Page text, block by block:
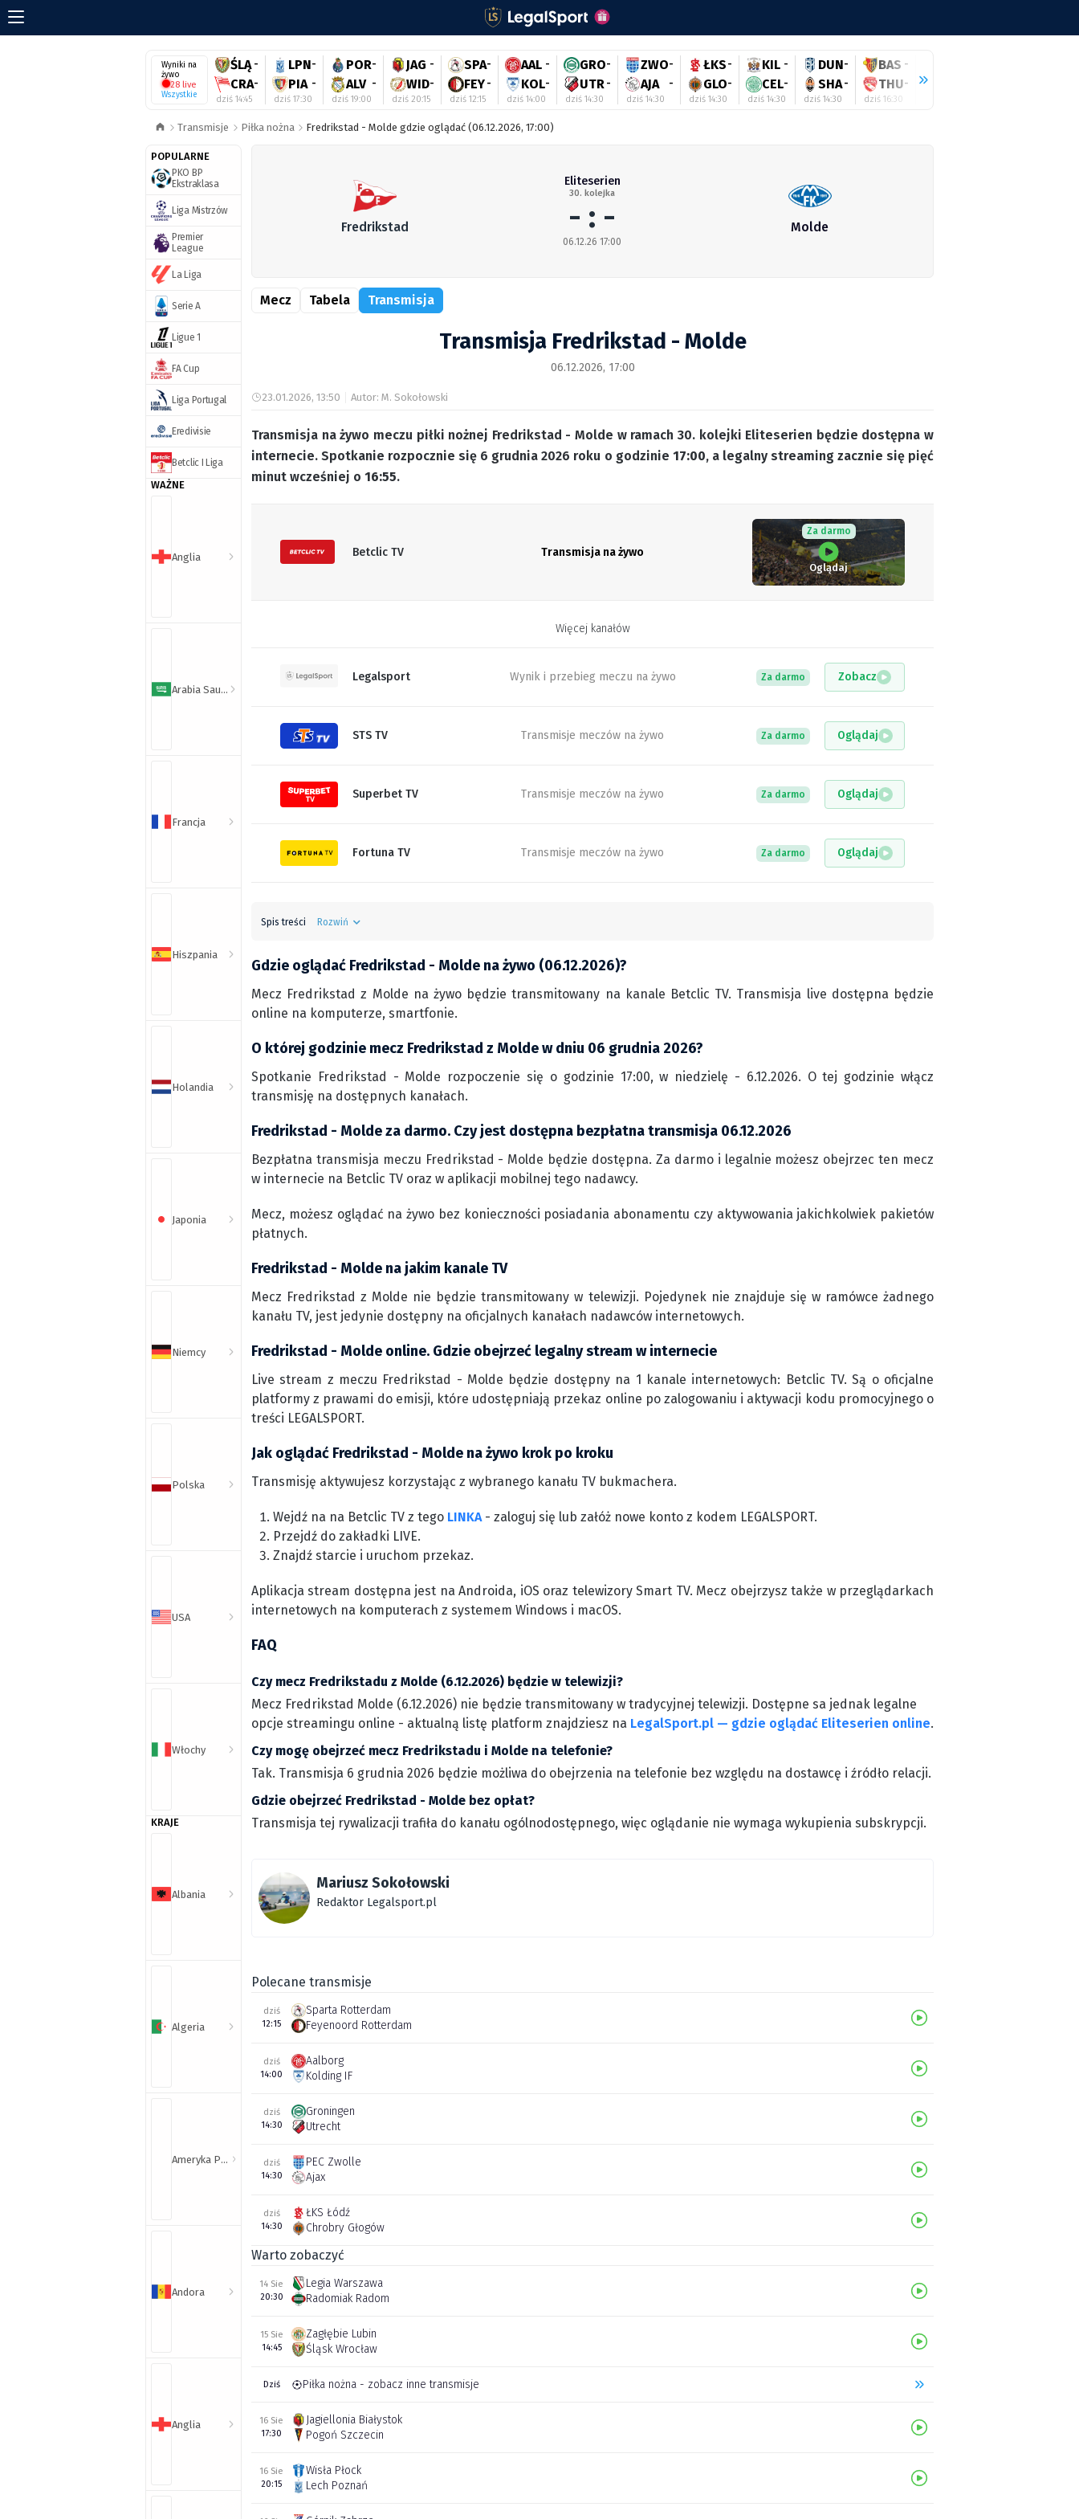
Wyniki na
żywo
28 live
Wszystkie
ŚLĄ -
CRA-
dziś 14:45
LPN-
PIA -
dziś 17:30
POR-
ALV -
dziś 19:00
JAG -
WID-
dziś 20:15
SPA-
FEY-
dziś 12:15
AAL -
KOL-
dziś 14:00
GRO-
UTR-
dziś 14:30
ZWO-
AJA -
dziś 14:30
ŁKS-
GLO-
dziś 14:30
KIL -
CEL-
dziś 14:30
DUN-
SHA-
dziś 14:30
BAS -
THU-
dziś 16:30
Transmisje Piłka nożna Fredrikstad - Molde gdzie oglądać (06.12.2026, 17:00)
POPULARNE
PKO BP
Ekstraklasa
Liga Mistrzów
Premier
League
La Liga
Serie A
Ligue 1
FA Cup
Liga Portugal
Eredivisie
Betclic I Liga
WAŻNE
Anglia
Arabia Saudyjska
Francja
Hiszpania
Holandia
Japonia
Niemcy
Polska
USA
Włochy
KRAJE
Albania
Algeria
Ameryka Północna i Południowa
Andora
Anglia
Fredrikstad
Eliteserien
30. kolejka
- : -
06.12.26 17:00
Molde
Mecz Tabela Transmisja
Transmisja Fredrikstad - Molde
06.12.2026, 17:00
23.01.2026, 13:50 Autor: M. Sokołowski
Transmisja na żywo meczu piłki nożnej Fredrikstad - Molde w ramach 30. kolejki Eliteserien będzie dostępna w
internecie. Spotkanie rozpocznie się 6 grudnia 2026 roku o godzinie 17:00, a legalny streaming zacznie się pięć
minut wcześniej o 16:55.
Betclic TV Transmisja na żywo
Za darmo
Oglądaj
Więcej kanałów
Legalsport Wynik i przebieg meczu na żywo Za darmo Zobacz
STS TV Transmisje meczów na żywo Za darmo Oglądaj
Superbet TV Transmisje meczów na żywo Za darmo Oglądaj
Fortuna TV Transmisje meczów na żywo Za darmo Oglądaj
Spis treści Rozwiń
Gdzie oglądać Fredrikstad - Molde na żywo (06.12.2026)?
Mecz Fredrikstad z Molde na żywo będzie transmitowany na kanale Betclic TV. Transmisja live dostępna będzie
online na komputerze, smartfonie.
O której godzinie mecz Fredrikstad z Molde w dniu 06 grudnia 2026?
Spotkanie Fredrikstad - Molde rozpoczenie się o godzinie 17:00, w niedzielę - 6.12.2026. O tej godzinie włącz
transmisję na dostępnych kanałach.
Fredrikstad - Molde za darmo. Czy jest dostępna bezpłatna transmisja 06.12.2026
Bezpłatna transmisja meczu Fredrikstad - Molde będzie dostępna. Za darmo i legalnie możesz obejrzec ten mecz
w internecie na Betclic TV oraz w aplikacji mobilnej tego nadawcy.
Mecz, możesz oglądać na żywo bez konieczności posiadania abonamentu czy aktywowania jakichkolwiek pakietów
płatnych.
Fredrikstad - Molde na jakim kanale TV
Mecz Fredrikstad z Molde nie będzie transmitowany w telewizji. Pojedynek nie znajduje się w ramówce żadnego
kanału TV, jest jedynie dostępny na oficjalnych kanałach nadawców internetowych.
Fredrikstad - Molde online. Gdzie obejrzeć legalny stream w internecie
Live stream z meczu Fredrikstad - Molde będzie dostępny na 1 kanale internetowych: Betclic TV. Są o oficjalne
platformy z prawami do emisji, które udostępniają przekaz online po zalogowaniu i aktywacji kodu promocyjnego o
treści LEGALSPORT.
Jak oglądać Fredrikstad - Molde na żywo krok po kroku
Transmisję aktywujesz korzystając z wybranego kanału TV bukmachera.
Wejdź na na Betclic TV z tego LINKA- zaloguj się lub załóż nowe konto z kodem LEGALSPORT.
Przejdź do zakładki LIVE.
Znajdź starcie i uruchom przekaz.
Aplikacja stream dostępna jest na Androida, iOS oraz telewizory Smart TV. Mecz obejrzysz także w przeglądarkach
internetowych na komputerach z systemem Windows i macOS.
FAQ
Czy mecz Fredrikstadu z Molde (6.12.2026) będzie w telewizji?
Mecz Fredrikstad Molde (6.12.2026) nie będzie transmitowany w tradycyjnej telewizji. Dostępne sa jednak legalne
opcje streamingu online - aktualną listę platform znajdziesz na LegalSport.pl — gdzie oglądać Eliteserien online.
Czy mogę obejrzeć mecz Fredrikstadu i Molde na telefonie?
Tak. Transmisja 6 grudnia 2026 będzie możliwa do obejrzenia na telefonie bez względu na dostawcę i źródło relacji.
Gdzie obejrzeć Fredrikstad - Molde bez opłat?
Transmisja tej rywalizacji trafiła do kanału ogólnodostępnego, więc oglądanie nie wymaga wykupienia subskrypcji.
Mariusz Sokołowski
Redaktor Legalsport.pl
Polecane transmisje
dziś
12:15
Sparta Rotterdam
Feyenoord Rotterdam
dziś
14:00
Aalborg
Kolding IF
dziś
14:30
Groningen
Utrecht
dziś
14:30
PEC Zwolle
Ajax
dziś
14:30
ŁKS Łódź
Chrobry Głogów
Warto zobaczyć
14 Sie
20:30
Legia Warszawa
Radomiak Radom
15 Sie
14:45
Zagłębie Lubin
Śląsk Wrocław
Dziś Piłka nożna - zobacz inne transmisje
16 Sie
17:30
Jagiellonia Białystok
Pogoń Szczecin
16 Sie
20:15
Wisła Płock
Lech Poznań